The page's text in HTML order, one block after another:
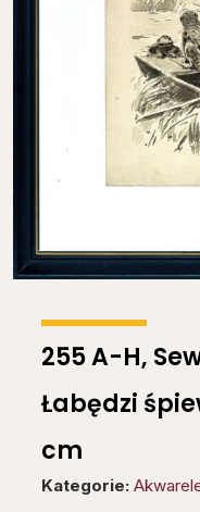
255 A-H,
Łabędzi
cm
Kategorie: